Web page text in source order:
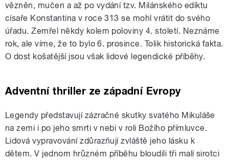
vězněn, mučen a až po vydání tzv. Milánského ediktu
císaře Konstantina v roce 313 se mohl vrátit do svého
úřadu. Zemřel někdy kolem poloviny 4. století. Neznáme
rok, ale víme, že to bylo 6. prosince. Tolik historická fakta.
O dost košatější jsou však lidové legendické příběhy.
Adventní thriller ze západní Evropy
Legendy představují zázračné skutky svatého Mikuláše
na zemi i po jeho smrti v nebi v roli Božího přímluvce.
Lidová vypravování zdůrazňují zvláště jeho lásku k
dětem. V jednom hrůzném příběhu bloudili tři malí sirotci